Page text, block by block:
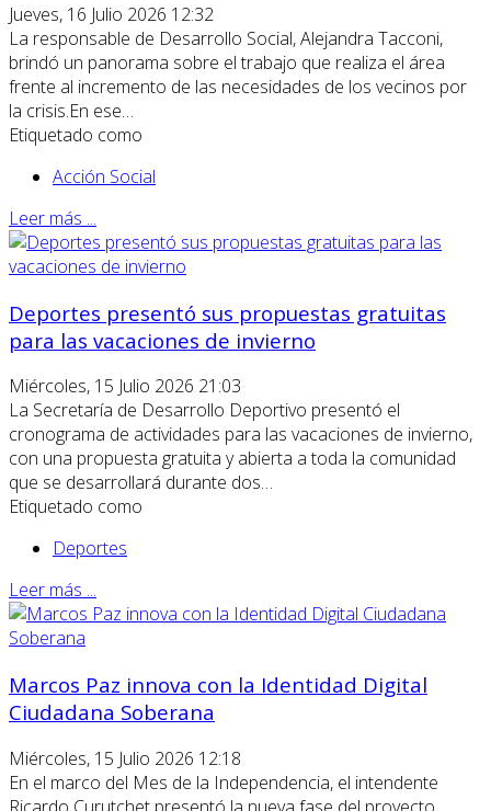
Jueves, 16 Julio 2026 12:32
La responsable de Desarrollo Social, Alejandra Tacconi,
brindó un panorama sobre el trabajo que realiza el área
frente al incremento de las necesidades de los vecinos por
la crisis.En ese…
Etiquetado como
Acción Social
Leer más ...
Deportes presentó sus propuestas gratuitas
para las vacaciones de invierno
Miércoles, 15 Julio 2026 21:03
La Secretaría de Desarrollo Deportivo presentó el
cronograma de actividades para las vacaciones de invierno,
con una propuesta gratuita y abierta a toda la comunidad
que se desarrollará durante dos…
Etiquetado como
Deportes
Leer más ...
Marcos Paz innova con la Identidad Digital
Ciudadana Soberana
Miércoles, 15 Julio 2026 12:18
En el marco del Mes de la Independencia, el intendente